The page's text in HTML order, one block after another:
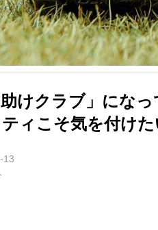
けクラブ」にな
ィこそ気を付け
13